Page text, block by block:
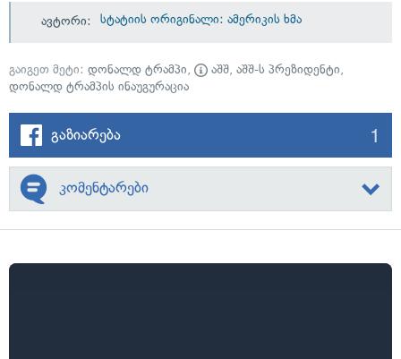
ავტორი: სტატიის ორიგინალი: ამერიკის ხმა
გაიგეთ მეტი: დონალდ ტრამპი, აშშ, აშშ-ს პრეზიდენტი,
დონალდ ტრამპის ინაუგურაცია
გაზიარება 1
კომენტარები